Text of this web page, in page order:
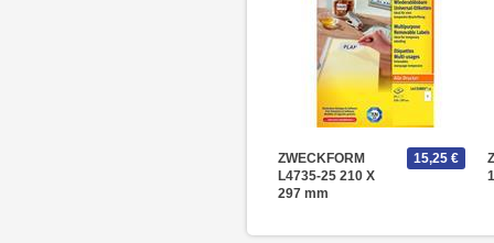
ZWECKFORM
L4735-25 210 X
297 mm
15,25 €